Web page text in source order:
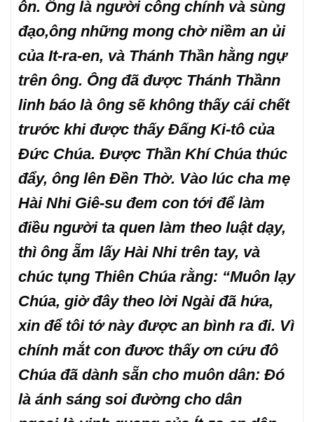
ôn. Ông là người công chính và sùng
đạo,ông những mong chờ niềm an ủi
của It-ra-en, và Thánh Thần hằng ngự
trên ông. Ông đã được Thánh Thầnn
linh báo là ông sẽ không thấy cái chết
trước khi được thấy Đấng Ki-tô của
Đức Chúa. Được Thần Khí Chúa thúc
đẩy, ông lên Đền Thờ. Vào lúc cha mẹ
Hài Nhi Giê-su đem con tới để làm
điều người ta quen làm theo luật dạy,
thì ông ẵm lấy Hài Nhi trên tay, và
chúc tụng Thiên Chúa rằng: “Muôn lạy
Chúa, giờ đây theo lời Ngài đã hứa,
xin để tôi tớ này được an bình ra đi. Vì
chính mắt con đươc thấy ơn cứu đô
Chúa đã dành sẵn cho muôn dân: Đó
là ánh sáng soi đường cho dân